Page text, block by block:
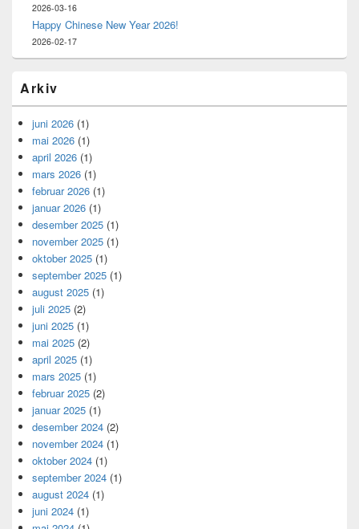
2026-03-16
Happy Chinese New Year 2026!
2026-02-17
Arkiv
juni 2026 (1)
mai 2026 (1)
april 2026 (1)
mars 2026 (1)
februar 2026 (1)
januar 2026 (1)
desember 2025 (1)
november 2025 (1)
oktober 2025 (1)
september 2025 (1)
august 2025 (1)
juli 2025 (2)
juni 2025 (1)
mai 2025 (2)
april 2025 (1)
mars 2025 (1)
februar 2025 (2)
januar 2025 (1)
desember 2024 (2)
november 2024 (1)
oktober 2024 (1)
september 2024 (1)
august 2024 (1)
juni 2024 (1)